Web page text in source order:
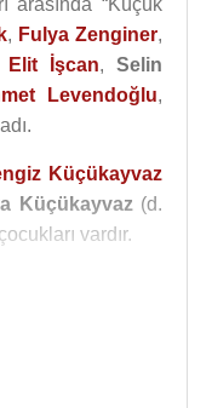
arasında “Küçük
, Fulya Zenginer,
Elit İşcan,Selin
Levendoğlu,
Küçükayvaz
Küçükayvaz(d.
vardır.